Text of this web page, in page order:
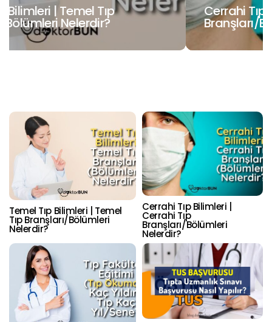
Cerrahi Tıp Bilimleri | Cerrahi Tıp
Branşları/Bölümleri Nelerdir?
Temel Tıp Bilimleri | Temel
Tıp Branşları/Bölümleri
Nelerdir?
Cerrahi Tıp Bilimleri |
Cerrahi Tıp
Branşları/Bölümleri
Nelerdir?